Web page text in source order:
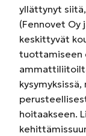
yllättynyt
(Fennovet Oy
keskittyvät
tuottamiseen
hoitaakseen.